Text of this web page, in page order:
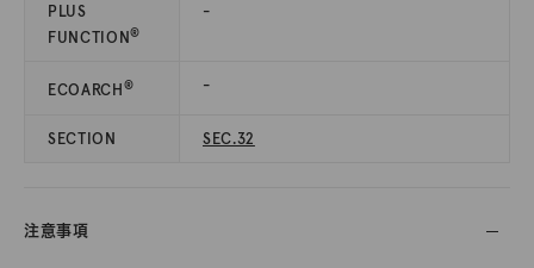
PLUS
FUNCTION®
-
ECOARCH® -
SECTION SEC.32
注意事項